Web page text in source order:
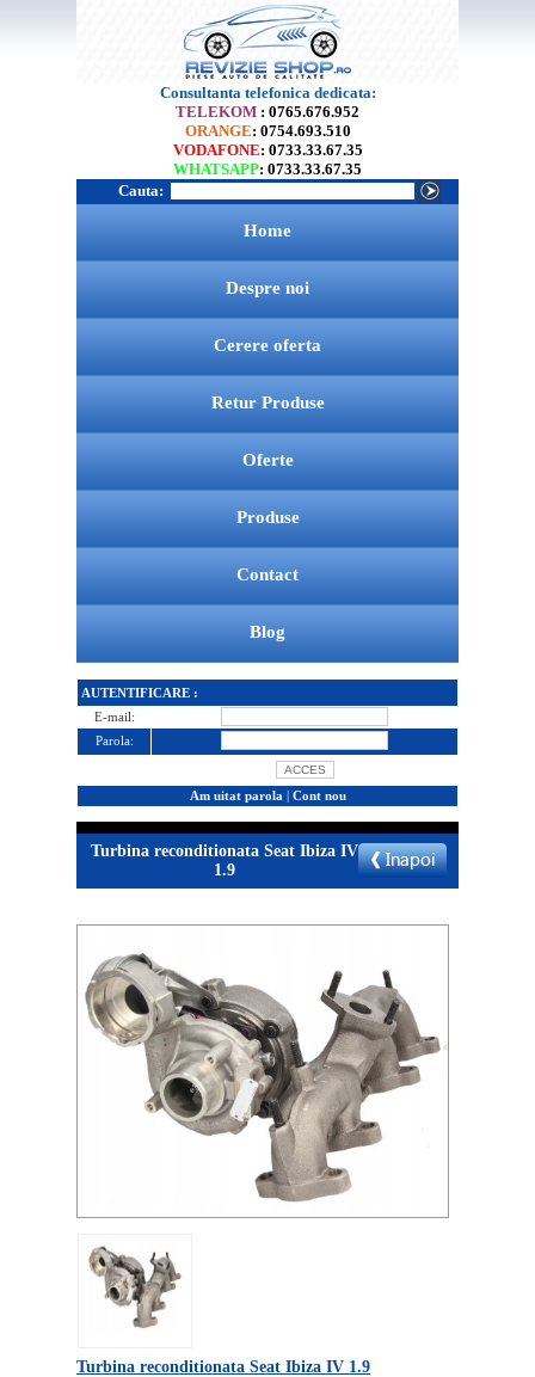
Consultanta telefonica dedicata:
TELEKOM : 0765.676.952
ORANGE: 0754.693.510
VODAFONE: 0733.33.67.35
WHATSAPP: 0733.33.67.35
Cauta:
Home
Despre noi
Cerere oferta
Retur Produse
Oferte
Produse
Contact
Blog
AUTENTIFICARE :
E-mail:
Parola:
Am uitat parola | Cont nou
Turbina reconditionata Seat Ibiza IV
1.9
Turbina reconditionata Seat Ibiza IV 1.9